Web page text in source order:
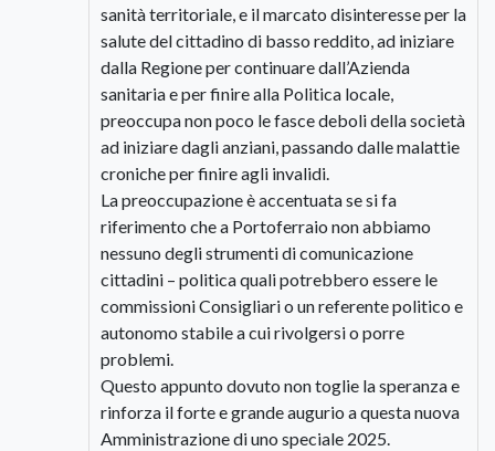
sanità territoriale, e il marcato disinteresse per la
salute del cittadino di basso reddito, ad iniziare
dalla Regione per continuare dall’Azienda
sanitaria e per finire alla Politica locale,
preoccupa non poco le fasce deboli della società
ad iniziare dagli anziani, passando dalle malattie
croniche per finire agli invalidi.
La preoccupazione è accentuata se si fa
riferimento che a Portoferraio non abbiamo
nessuno degli strumenti di comunicazione
cittadini – politica quali potrebbero essere le
commissioni Consigliari o un referente politico e
autonomo stabile a cui rivolgersi o porre
problemi.
Questo appunto dovuto non toglie la speranza e
rinforza il forte e grande augurio a questa nuova
Amministrazione di uno speciale 2025.